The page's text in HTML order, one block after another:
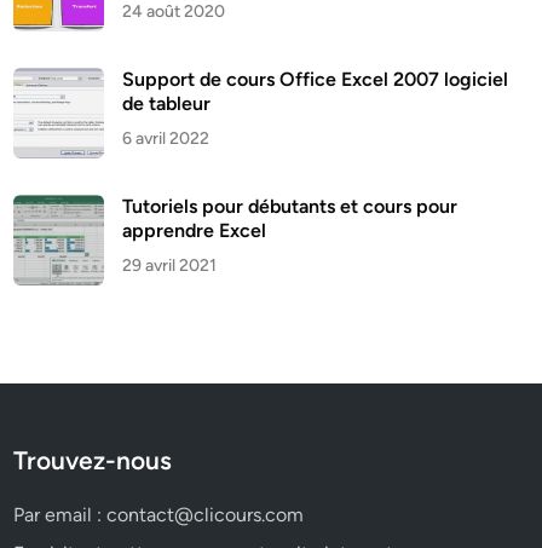
24 août 2020
Support de cours Office Excel 2007 logiciel
de tableur
6 avril 2022
Tutoriels pour débutants et cours pour
apprendre Excel
29 avril 2021
Trouvez-nous
Par email :contact@clicours.com